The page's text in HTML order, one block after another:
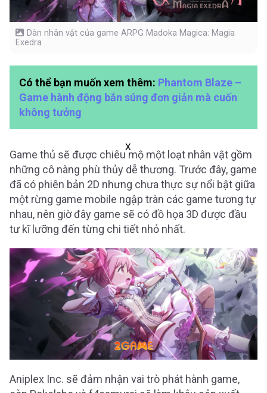
Dàn nhân vật của game ARPG Madoka Magica: Magia
Exedra
Có thể bạn muốn xem thêm: Phantom Blaze –
Game hành động bắn súng đơn giản mà cuốn
không tưởng
X
Game thủ sẽ được chiêu mộ một loạt nhân vật gồm
những cô nàng phù thủy dễ thương. Trước đây, game
đã có phiên bản 2D nhưng chưa thực sự nổi bật giữa
một rừng game mobile ngập tràn các game tương tự
nhau, nên giờ đây game sẽ có đồ họa 3D được đầu
tư kĩ lưỡng đến từng chi tiết nhỏ nhất.
Aniplex Inc. sẽ đảm nhận vai trò phát hành game,